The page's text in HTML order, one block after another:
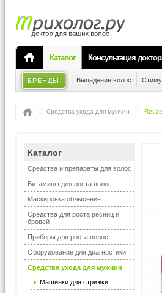
Каталог Консультация
БРЕНДЫ Выпадение волос
Средства ухода для мужчин
Каталог
Средства и препараты для волос
Витамины для роста волос
Маскировка облысения
Средства для роста ресниц и
бровей
Приборы для роста волос
Оборудование для диагностики
Средства ухода для мужчин
Машинки для стрижки